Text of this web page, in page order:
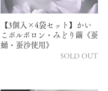
【3個入×4袋セット】かい
こポルボロン・みどり繭《蚕
蛹・蚕沙使用》
SOLD OUT